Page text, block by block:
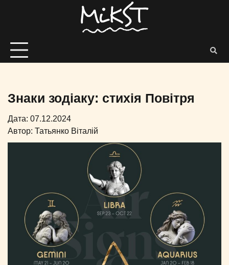
Знаки зодіаку: стихія Повітря
Дата: 07.12.2024
Автор: Татьянко Віталій